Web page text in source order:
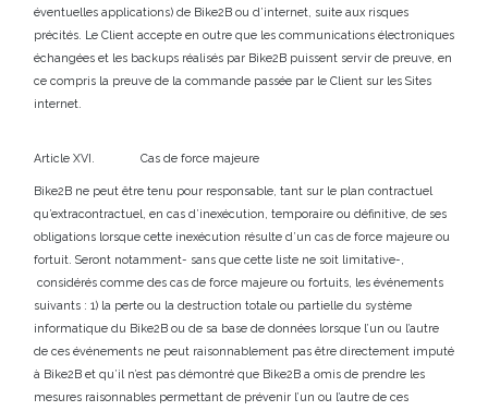
éventuelles applications) de Bike2B ou d’internet, suite aux risques
précités. Le Client accepte en outre que les communications électroniques
échangées et les backups réalisés par Bike2B puissent servir de preuve, en
ce compris la preuve de la commande passée par le Client sur les Sites
internet.
Article XVI. Cas de force majeure
Bike2B ne peut être tenu pour responsable, tant sur le plan contractuel
qu’extracontractuel, en cas d’inexécution, temporaire ou définitive, de ses
obligations lorsque cette inexécution résulte d’un cas de force majeure ou
fortuit. Seront notamment- sans que cette liste ne soit limitative-,
considérés comme des cas de force majeure ou fortuits, les événements
suivants : 1) la perte ou la destruction totale ou partielle du système
informatique du Bike2B ou de sa base de données lorsque l’un ou l’autre
de ces événements ne peut raisonnablement pas être directement imputé
à Bike2B et qu’il n’est pas démontré que Bike2B a omis de prendre les
mesures raisonnables permettant de prévenir l’un ou l’autre de ces